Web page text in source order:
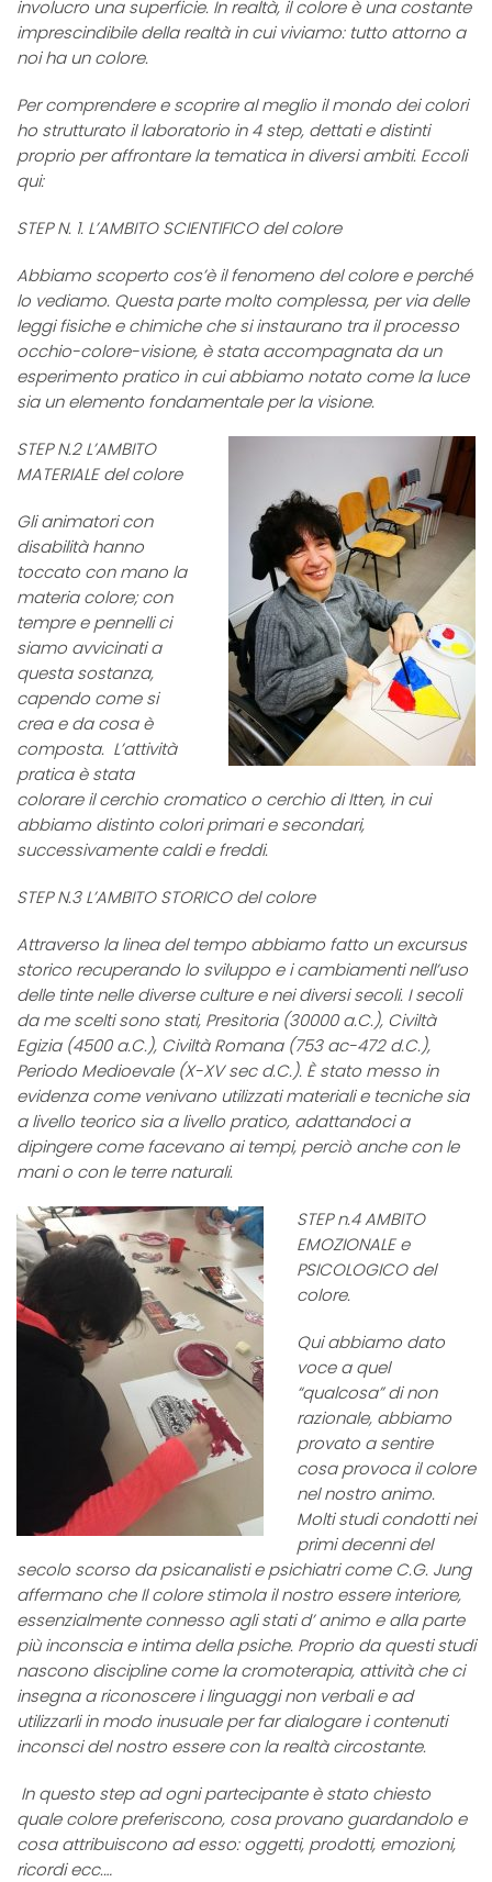
involucro una superficie. In realtà, il colore è una costante
imprescindibile della realtà in cui viviamo: tutto attorno a
noi ha un colore.
Per comprendere e scoprire al meglio il mondo dei colori
ho strutturato il laboratorio in 4 step, dettati e distinti
proprio per affrontare la tematica in diversi ambiti. Eccoli
qui:
STEP N. 1. L’AMBITO SCIENTIFICO del colore
Abbiamo scoperto cos’è il fenomeno del colore e perché
lo vediamo. Questa parte molto complessa, per via delle
leggi fisiche e chimiche che si instaurano tra il processo
occhio-colore-visione, è stata accompagnata da un
esperimento pratico in cui abbiamo notato come la luce
sia un elemento fondamentale per la visione.
STEP N.2 L’AMBITO
MATERIALE del colore
Gli animatori con
disabilità hanno
toccato con mano la
materia colore; con
tempre e pennelli ci
siamo avvicinati a
questa sostanza,
capendo come si
crea e da cosa è
composta. L’attività
pratica è stata
colorare il cerchio cromatico o cerchio di Itten, in cui
abbiamo distinto colori primari e secondari,
successivamente caldi e freddi.
STEP N.3 L’AMBITO STORICO del colore
Attraverso la linea del tempo abbiamo fatto un excursus
storico recuperando lo sviluppo e i cambiamenti nell’uso
delle tinte nelle diverse culture e nei diversi secoli. I secoli
da me scelti sono stati, Presitoria (30000 a.C.), Civiltà
Egizia (4500 a.C.), Civiltà Romana (753 ac-472 d.C.),
Periodo Medioevale (X-XV sec d.C.). È stato messo in
evidenza come venivano utilizzati materiali e tecniche sia
a livello teorico sia a livello pratico, adattandoci a
dipingere come facevano ai tempi, perciò anche con le
mani o con le terre naturali.
STEP n.4 AMBITO
EMOZIONALE e
PSICOLOGICO del
colore.
Qui abbiamo dato
voce a quel
“qualcosa” di non
razionale, abbiamo
provato a sentire
cosa provoca il colore
nel nostro animo.
Molti studi condotti nei
primi decenni del
secolo scorso da psicanalisti e psichiatri come C.G. Jung
affermano che Il colore stimola il nostro essere interiore,
essenzialmente connesso agli stati d’ animo e alla parte
più inconscia e intima della psiche. Proprio da questi studi
nascono discipline come la cromoterapia, attività che ci
insegna a riconoscere i linguaggi non verbali e ad
utilizzarli in modo inusuale per far dialogare i contenuti
inconsci del nostro essere con la realtà circostante.
In questo step ad ogni partecipante è stato chiesto
quale colore preferiscono, cosa provano guardandolo e
cosa attribuiscono ad esso: oggetti, prodotti, emozioni,
ricordi ecc.…